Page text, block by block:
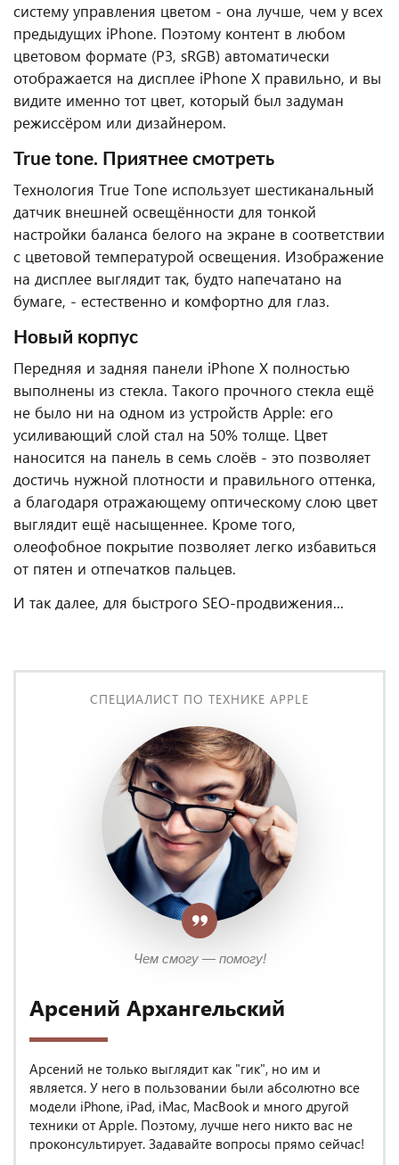
систему управления цветом - она лучше, чем у всех
предыдущих iPhone. Поэтому контент в любом
цветовом формате (P3, sRGB) автоматически
отображается на дисплее iPhone X правильно, и вы
видите именно тот цвет, который был задуман
режиссёром или дизайнером.
True tone. Приятнее смотреть
Технология True Tone использует шестиканальный
датчик внешней освещённости для тонкой
настройки баланса белого на экране в соответствии
с цветовой температурой освещения. Изображение
на дисплее выглядит так, будто напечатано на
бумаге, - естественно и комфортно для глаз.
Новый корпус
Передняя и задняя панели iPhone X полностью
выполнены из стекла. Такого прочного стекла ещё
не было ни на одном из устройств Apple: его
усиливающий слой стал на 50% толще. Цвет
наносится на панель в семь слоёв - это позволяет
достичь нужной плотности и правильного оттенка,
а благодаря отражающему оптическому слою цвет
выглядит ещё насыщеннее. Кроме того,
олеофобное покрытие позволяет легко избавиться
от пятен и отпечатков пальцев.
И так далее, для быстрого SEO-продвижения...
СПЕЦИАЛИСТ ПО ТЕХНИКЕ APPLE
Арсений Архангельский
Арсений не только выглядит как "гик", но им и
является. У него в пользовании были абсолютно все
модели iPhone, iPad, iMac, MacBook и много другой
техники от Apple. Поэтому, лучше него никто вас не
проконсультирует. Задавайте вопросы прямо сейчас!
Чем смогу — помогу!